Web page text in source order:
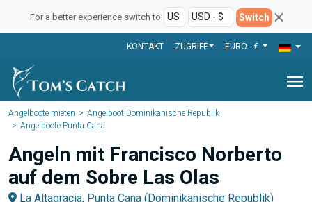
For a better experience switch to Switch
KONTAKT ZUGRIFF EURO - €
menu
Angelboote mieten
Angelboot Dominikanische Republik
Angelboote Punta Cana
Angeln mit Francisco Norberto
auf dem Sobre Las Olas
La Altagracia, Punta Cana (Dominikanische Republik)